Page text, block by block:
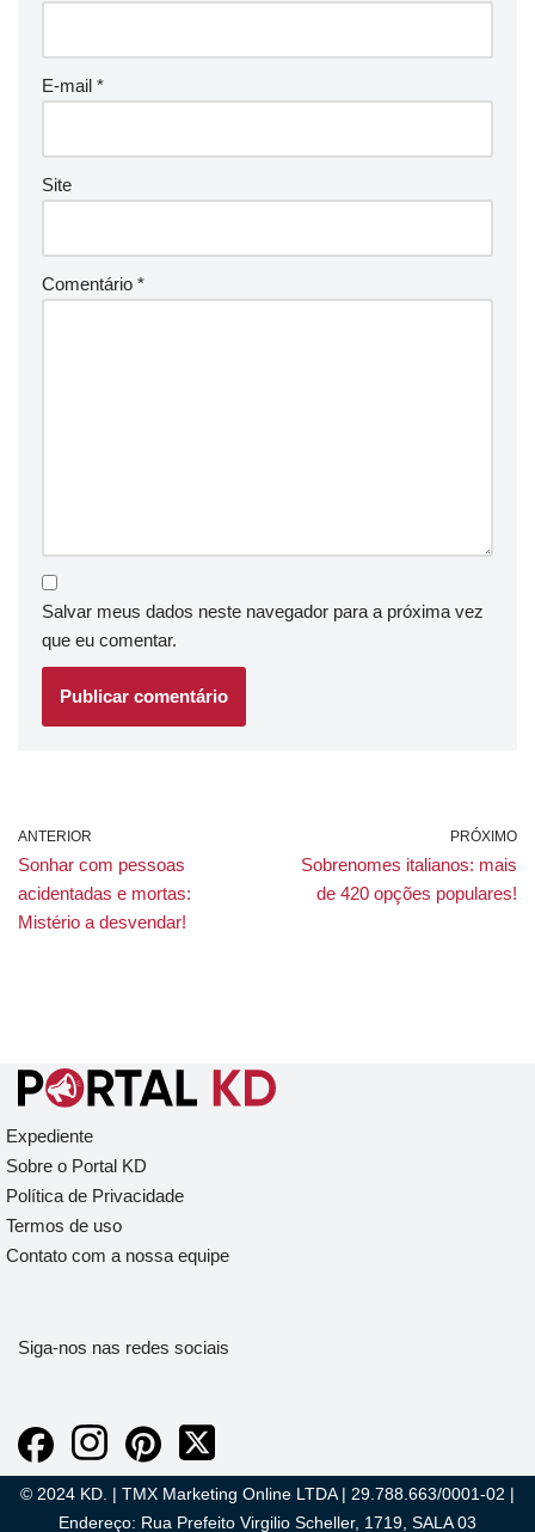
E-mail *
Site
Comentário *
Salvar meus dados neste navegador para a próxima vez
que eu comentar.
ANTERIOR
Sonhar com pessoas
acidentadas e mortas:
Mistério a desvendar!
PRÓXIMO
Sobrenomes italianos: mais
de 420 opções populares!
Expediente
Sobre o Portal KD
Política de Privacidade
Termos de uso
Contato com a nossa equipe
Siga-nos nas redes sociais
© 2024 KD. | TMX Marketing Online LTDA | 29.788.663/0001-02 |
Endereço: Rua Prefeito Virgilio Scheller, 1719, SALA 03